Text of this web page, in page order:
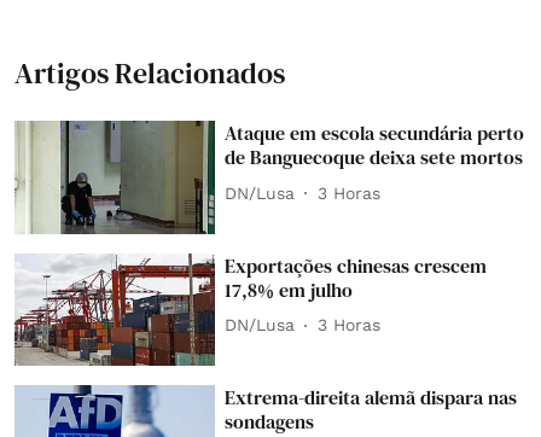
Artigos Relacionados
Ataque em escola secundária perto
de Banguecoque deixa sete mortos
DN/Lusa 3 Horas
Exportações chinesas crescem
17,8% em julho
DN/Lusa 3 Horas
Extrema-direita alemã dispara nas
sondagens